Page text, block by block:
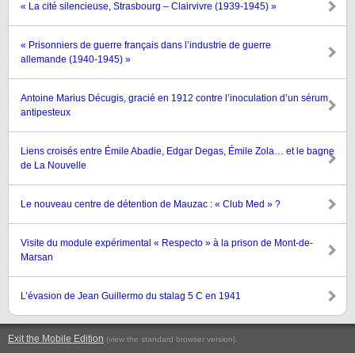
« La cité silencieuse, Strasbourg – Clairvivre (1939-1945) »
« Prisonniers de guerre français dans l’industrie de guerre
allemande (1940-1945) »
Antoine Marius Décugis, gracié en 1912 contre l’inoculation d’un sérum
antipesteux
Liens croisés entre Émile Abadie, Edgar Degas, Émile Zola… et le bagne
de La Nouvelle
Le nouveau centre de détention de Mauzac : « Club Med » ?
Visite du module expérimental « Respecto » à la prison de Mont-de-
Marsan
L’évasion de Jean Guillermo du stalag 5 C en 1941
Exit the Mobile Edition (view the standard browser version).